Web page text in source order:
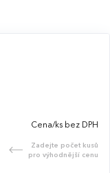
i váš rozpočet.
Cena/ks bez DPH
Zadejte počet kusů
pro výhodnější cenu